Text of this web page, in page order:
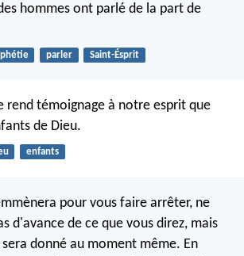
hommes ont parlé de la part de
parler Saint-Ésprit
rend témoignage à notre esprit que
de Dieu.
enfants
pour vous faire arrêter, ne
d'avance de ce que vous direz, mais
donné au moment même. En